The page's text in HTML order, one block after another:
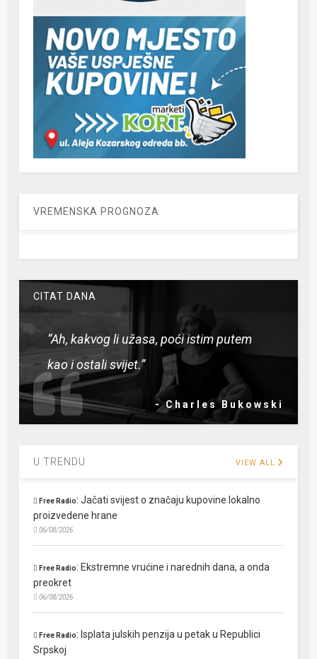
VREMENSKA PROGNOZA
CITAT DANA
“Ah, kakvog li užasa, poći istim putem
kao i ostali svijet.”
- Charles Bukowski
U TRENDU VIEW ALL
Free Radio:Jačati svijest o značaju kupovine lokalno
proizvedene hrane
06/08/2026
Free Radio: Ekstremne vrućine i narednih dana, a onda
preokret
06/08/2026
Free Radio: Isplata julskih penzija u petak u Republici
Srpskoj